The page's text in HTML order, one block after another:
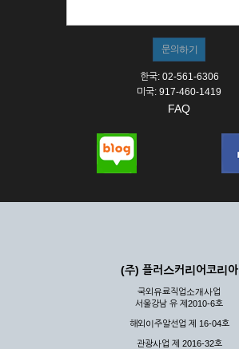
한국: 02-561-6306
미국: 917-460-1419
FAQ
(주) 플러스커리어코리아
국외유료직업소개사업
서울강남 유 제2010-6호
해외이주알선업 제 16-04호
관광사업 제 2016-32호